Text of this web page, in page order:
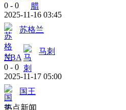
0 - 0
2025-11-16 03:45
苏格兰
NBA
马刺
0 - 0
2025-11-17 05:00
国王
热点新闻